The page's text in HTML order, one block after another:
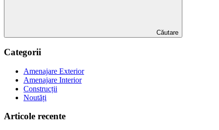
Căutare
Categorii
Amenajare Exterior
Amenajare Interior
Construcții
Noutăți
Articole recente